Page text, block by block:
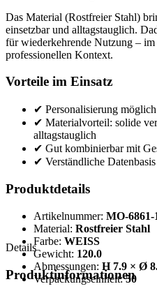
Das Material (Rostfreier Stahl)
einsetzbar und alltagstauglich.
für wiederkehrende Nutzung –
professionellen Kontext.
Vorteile im Einsatz
✔ Personalisierung
✔ Materialvorteil: solide
alltagstauglich
✔ Gut kombinierbar mit
✔ Verständliche
Produktdetails
Artikelnummer: MO-6861-
Material: Rostfreier Stahl
Farbe: WEISS
Gewicht: 120.0
Abmessungen: H 7.9 × Ø
Verpackungseinheit:50
Details
Produktinformationen